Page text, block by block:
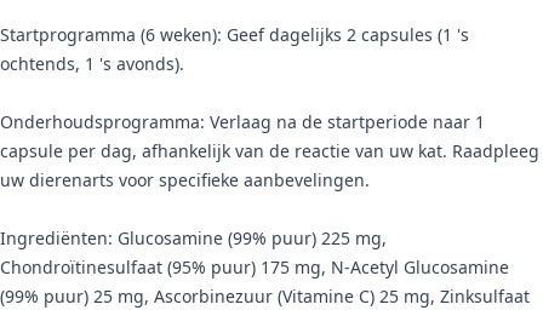
Startprogramma (6 weken): Geef dagelijks 2 capsules (1 's
ochtends, 1 's avonds).
Onderhoudsprogramma: Verlaag na de startperiode naar 1
capsule per dag, afhankelijk van de reactie van uw kat. Raadpleeg
uw dierenarts voor specifieke aanbevelingen.
Ingrediënten: Glucosamine (99% puur) 225 mg,
Chondroïtinesulfaat (95% puur) 175 mg, N-Acetyl Glucosamine
(99% puur) 25 mg, Ascorbinezuur (Vitamine C) 25 mg, Zinksulfaat